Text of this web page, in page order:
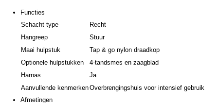
Functies
Schacht type
Recht
Hangreep
Stuur
Maai hulpstuk
Tap & go nylon draadkop
Optionele hulpstukken
4-tandsmes en zaagblad
Harnas
Ja
Aanvullende kenmerkenOverbrengingshuis voor intensief gebruik
Afmetingen